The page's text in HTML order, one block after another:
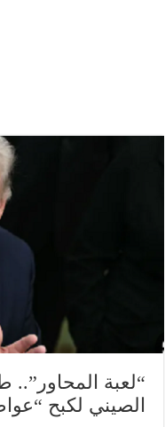
“لعبة المحاور”..
الصيني لكبح